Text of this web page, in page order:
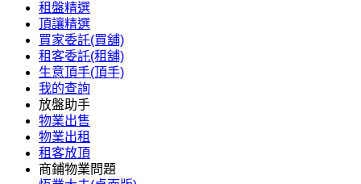
租盤精選
頂讓精選
買家委託(買舖)
租客委託(租舖)
生意頂手(頂手)
我的查詢
放盤助手
物業出售
物業出租
租客放頂
商鋪物業問題